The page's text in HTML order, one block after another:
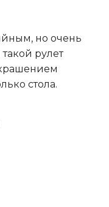
но очень
рулет
стола.